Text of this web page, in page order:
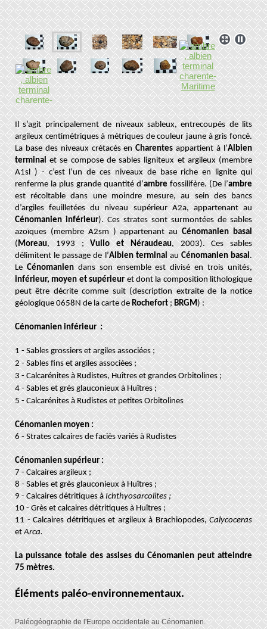
Il s’agit principalement de niveaux sableux, entrecoupés de lits
argileux centimétriques à métriques de couleur jaune à gris foncé.
La base des niveaux crétacés enCharentesappartient à l’Albien
terminalet se compose de sables ligniteux et argileux (membre
A1sl ) - c’est l’un de ces niveaux de base riche en lignite qui
renferme la plus grande quantité d’ambrefossilifère. (De l’ambre
est récoltable dans une moindre mesure, au sein des bancs
d’argiles feuilletées du niveau supérieur A2a, appartenant au
Cénomanien inférieur). Ces strates sont surmontées de sables
azoïques (membre A2sm ) appartenant auCénomanien basal
(Moreau, 1993 ;Vullo et Néraudeau, 2003). Ces sables
délimitent le passage de l’Albien terminalauCénomanien basal.
LeCénomaniendans son ensemble est divisé en trois unités,
inférieur, moyen et supérieuret dont la composition lithologique
peut être décrite comme suit (description extraite de la notice
géologique 0658N de la carte deRochefort;BRGM) :
Cénomanien inférieur :
1 - Sables grossiers et argiles associées ;
2 - Sables fins et argiles associées ;
3 - Calcarénites à Rudistes, Huîtres et grandes Orbitolines ;
4 - Sables et grès glauconieux à Huîtres ;
5 - Calcarénites à Rudistes et petites Orbitolines
Cénomanien moyen :
6 - Strates calcaires de faciès variés à Rudistes
Cénomanien supérieur :
7 - Calcaires argileux ;
8 - Sables et grès glauconieux à Huîtres ;
9 - Calcaires détritiques àIchthyosarcolites ;
10 - Grès et calcaires détritiques à Huîtres ;
11 - Calcaires détritiques et argileux à Brachiopodes,Calycoceras
etArca.
La puissance totale des assises du Cénomanien peut atteindre
75 mètres.
Éléments paléo-environnementaux.
Paléogéographie de l'Europe occidentale au Cénomanien.